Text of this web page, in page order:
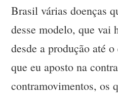
Brasil várias doenças
desse modelo, que vai
desde a produção até
que eu aposto na
contramovimentos, os